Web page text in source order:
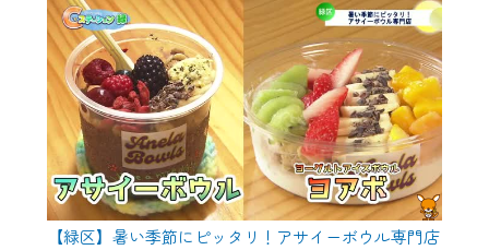
【緑区】暑い季節にピッタリ！アサイーボウル専門店
作業の間は、CCNetWebTVの画面が「メン
テナンス中」になり、ご利用いただけませ
ん。
ご不便をおかけいたしますが、ご了承の程
よろしくお願いいたします。